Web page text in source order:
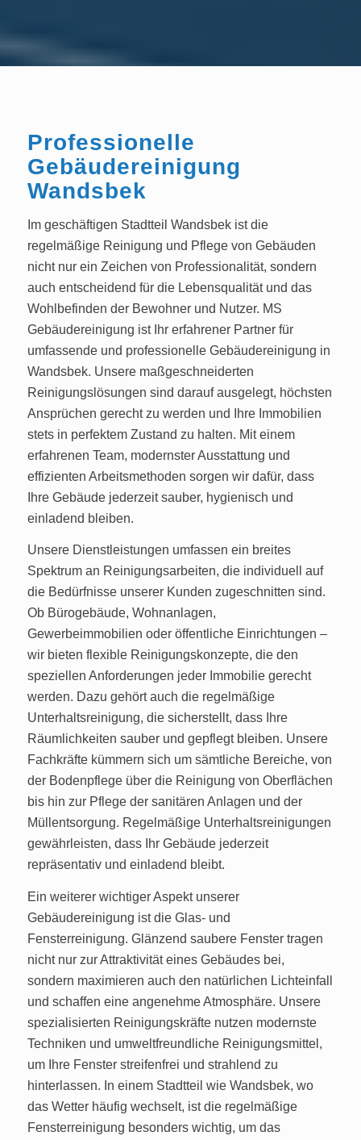
Professionelle
Gebäudereinigung
Wandsbek
Im geschäftigen Stadtteil Wandsbek ist die
regelmäßige Reinigung und Pflege von Gebäuden
nicht nur ein Zeichen von Professionalität, sondern
auch entscheidend für die Lebensqualität und das
Wohlbefinden der Bewohner und Nutzer. MS
Gebäudereinigung ist Ihr erfahrener Partner für
umfassende und professionelle Gebäudereinigung in
Wandsbek. Unsere maßgeschneiderten
Reinigungslösungen sind darauf ausgelegt, höchsten
Ansprüchen gerecht zu werden und Ihre Immobilien
stets in perfektem Zustand zu halten. Mit einem
erfahrenen Team, modernster Ausstattung und
effizienten Arbeitsmethoden sorgen wir dafür, dass
Ihre Gebäude jederzeit sauber, hygienisch und
einladend bleiben.
Unsere Dienstleistungen umfassen ein breites
Spektrum an Reinigungsarbeiten, die individuell auf
die Bedürfnisse unserer Kunden zugeschnitten sind.
Ob Bürogebäude, Wohnanlagen,
Gewerbeimmobilien oder öffentliche Einrichtungen –
wir bieten flexible Reinigungskonzepte, die den
speziellen Anforderungen jeder Immobilie gerecht
werden. Dazu gehört auch die regelmäßige
Unterhaltsreinigung, die sicherstellt, dass Ihre
Räumlichkeiten sauber und gepflegt bleiben. Unsere
Fachkräfte kümmern sich um sämtliche Bereiche, von
der Bodenpflege über die Reinigung von Oberflächen
bis hin zur Pflege der sanitären Anlagen und der
Müllentsorgung. Regelmäßige Unterhaltsreinigungen
gewährleisten, dass Ihr Gebäude jederzeit
repräsentativ und einladend bleibt.
Ein weiterer wichtiger Aspekt unserer
Gebäudereinigung ist die Glas- und
Fensterreinigung. Glänzend saubere Fenster tragen
nicht nur zur Attraktivität eines Gebäudes bei,
sondern maximieren auch den natürlichen Lichteinfall
und schaffen eine angenehme Atmosphäre. Unsere
spezialisierten Reinigungskräfte nutzen modernste
Techniken und umweltfreundliche Reinigungsmittel,
um Ihre Fenster streifenfrei und strahlend zu
hinterlassen. In einem Stadtteil wie Wandsbek, wo
das Wetter häufig wechselt, ist die regelmäßige
Fensterreinigung besonders wichtig, um das